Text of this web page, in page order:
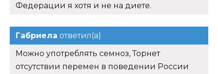
Федерации я хотя и не на диете.
Габриела ответил(а)
Можно употреблять семноз, Торнет
отсутствии перемен в поведении России